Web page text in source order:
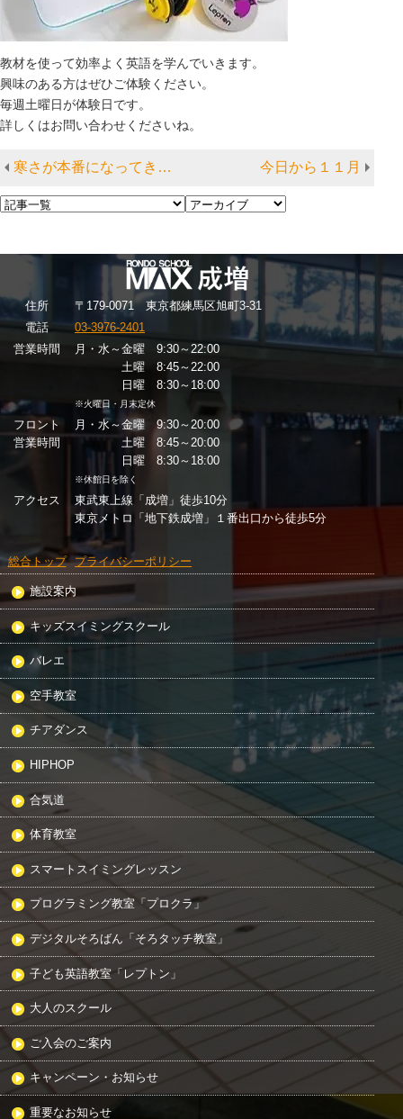
教材を使って効率よく英語を学んでいきます。
興味のある方はぜひご体験ください。
毎週土曜日が体験日です。
詳しくはお問い合わせくださいね。
寒さが本番になってきました！ 今日から１１月
住所
〒179-0071 東京都練馬区旭町3-31
電話
03-3976-2401
営業時間
月・水～金曜 9:30～22:00
土曜 8:45～22:00
日曜 8:30～18:00
※火曜日・月末定休
フロント
営業時間
月・水～金曜 9:30～20:00
土曜 8:45～20:00
日曜 8:30～18:00
※休館日を除く
アクセス
東武東上線「成増」徒歩10分
東京メトロ「地下鉄成増」１番出口から徒歩5分
総合トップ プライバシーポリシー
施設案内
キッズスイミングスクール
バレエ
空手教室
チアダンス
HIPHOP
合気道
体育教室
スマートスイミングレッスン
プログラミング教室「プロクラ」
デジタルそろばん「そろタッチ教室」
子ども英語教室「レプトン」
大人のスクール
ご入会のご案内
キャンペーン・お知らせ
重要なお知らせ